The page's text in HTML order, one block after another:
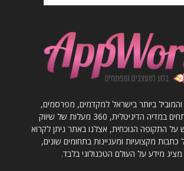
והמוביל ביותר בישראל למקדמים, מפרסמים,
מעצבים ומפתחים במדיה הדיגיטלית, 360 מעלות של שיווק
על התקופה הנוכחית, אצלנו באתר ניתן לקרוא
כתבות מקצועיות ומעניינות בתחומים שונים,
מציג מידע על העולם הטכנולוגי בלבד.